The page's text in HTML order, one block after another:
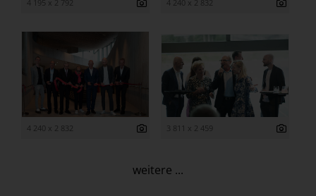
4 195 x 2 792 4 240 x 2 832
4 240 x 2 832 3 811 x 2 459
weitere ...